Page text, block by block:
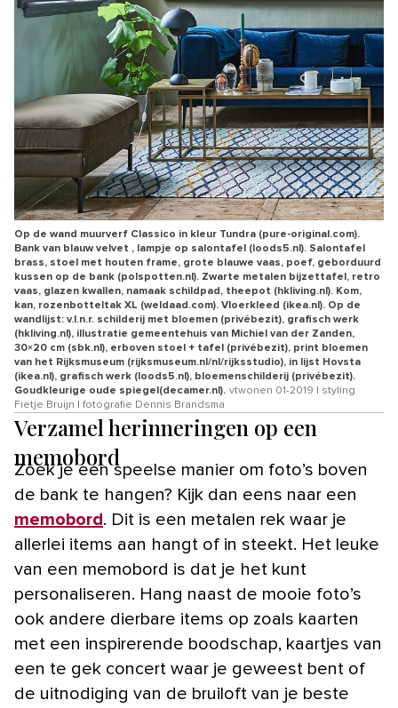
Op de wand muurverf Classico in kleur Tundra (pure-original.com).
Bank van blauw velvet , lampje op salontafel (loods5.nl). Salontafel
brass, stoel met houten frame, grote blauwe vaas, poef, geborduurd
kussen op de bank (polspotten.nl). Zwarte metalen bijzettafel, retro
vaas, glazen kwallen, namaak schildpad, theepot (hkliving.nl). Kom,
kan, rozenbotteltak XL (weldaad.com). Vloerkleed (ikea.nl). Op de
wandlijst: v.l.n.r. schilderij met bloemen (privébezit), grafisch werk
(hkliving.nl), illustratie gemeentehuis van Michiel van der Zanden,
30×20 cm (sbk.nl), erboven stoel + tafel (privébezit), print bloemen
van het Rijksmuseum (rijksmuseum.nl/nl/rijksstudio), in lijst Hovsta
(ikea.nl), grafisch werk (loods5.nl), bloemenschilderij (privébezit).
Goudkleurige oude spiegel(decamer.nl). vtwonen 01-2019 | styling
Fietje Bruijn | fotografie Dennis Brandsma
Verzamel herinneringen op een
memobord
Zoek je een speelse manier om foto’s boven
de bank te hangen? Kijk dan eens naar een
memobord. Dit is een metalen rek waar je
allerlei items aan hangt of in steekt. Het leuke
van een memobord is dat je het kunt
personaliseren. Hang naast de mooie foto’s
ook andere dierbare items op zoals kaarten
met een inspirerende boodschap, kaartjes van
een te gek concert waar je geweest bent of
de uitnodiging van de bruiloft van je beste